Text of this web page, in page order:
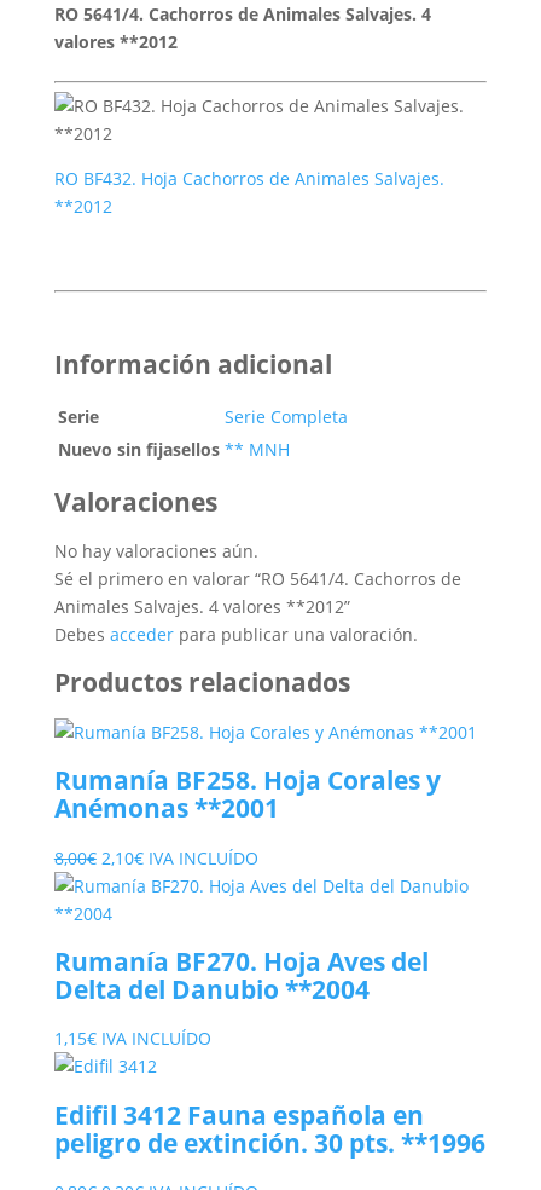
RO 5641/4. Cachorros de Animales Salvajes. 4
valores **2012
RO BF432. Hoja Cachorros de Animales Salvajes.
**2012
Información adicional
Serie
Serie Completa
Nuevo sin fijasellos ** MNH
Valoraciones
No hay valoraciones aún.
Sé el primero en valorar “RO 5641/4. Cachorros de
Animales Salvajes. 4 valores **2012”
Debes accederpara publicar una valoración.
Productos relacionados
Rumanía BF258. Hoja Corales y
Anémonas **2001
8,00€ El
precio
original
8,00€.
2,10€El
precio
2,10€.
IVA INCLUÍDO
Rumanía BF270. Hoja Aves del
Delta del Danubio **2004
1,15€ IVA INCLUÍDO
Edifil 3412 Fauna española en
peligro de extinción. 30 pts. **1996